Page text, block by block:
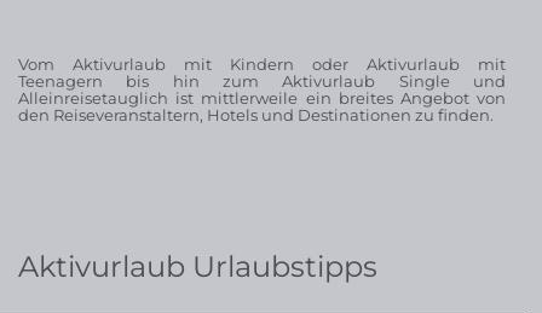
Vom Aktivurlaub mit Kindern oder Aktivurlaub mit
Teenagern bis hin zum Aktivurlaub Single und
Alleinreisetauglich ist mittlerweile ein breites Angebot von
den Reiseveranstaltern, Hotels und Destinationen zu finden.
Aktivurlaub Urlaubstipps